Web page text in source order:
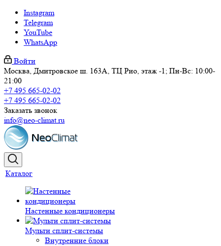
Instagram
Telegram
YouTube
WhatsApp
Войти
Москва, Дмитровское ш. 163А, ТЦ Рио, этаж -1; Пн-Вс: 10:00-
21:00
+7 495 665-02-02
+7 495 665-02-02
Заказать звонок
info@neo-climat.ru
Каталог
Настенные кондиционеры
Мульти сплит-системы
Внутренние блоки